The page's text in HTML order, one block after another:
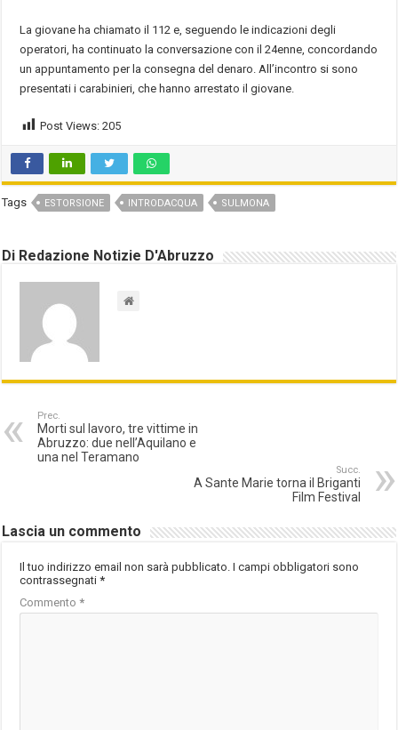
La giovane ha chiamato il 112 e, seguendo le indicazioni degli
operatori, ha continuato la conversazione con il 24enne, concordando
un appuntamento per la consegna del denaro. All’incontro si sono
presentati i carabinieri, che hanno arrestato il giovane.
Post Views: 205
Tags ESTORSIONE INTRODACQUA SULMONA
Di Redazione Notizie D'Abruzzo
Prec.
Morti sul lavoro, tre vittime in
Abruzzo: due nell’Aquilano e
una nel Teramano
Succ.
A Sante Marie torna il Briganti
Film Festival
Lascia un commento
Il tuo indirizzo email non sarà pubblicato. I campi obbligatori sono
contrassegnati*
Commento*